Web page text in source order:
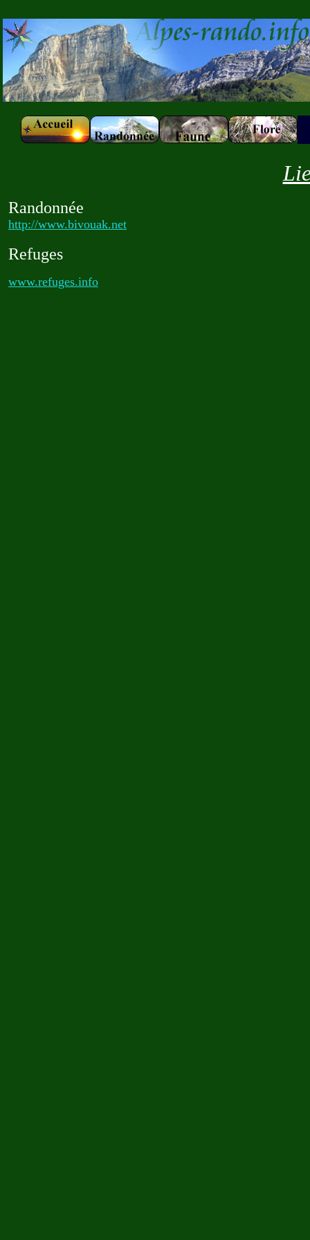
Randonnée
http://www.bivouak.net
Refuges
www.refuges.info